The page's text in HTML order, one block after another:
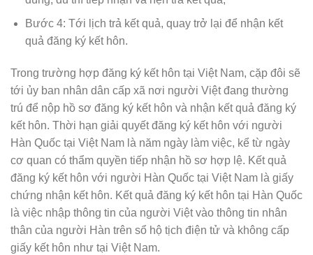
Bước 4: Tới lịch trả kết quả, quay trở lại để nhận kết
quả đăng ký kết hôn.
Trong trường hợp đăng ký kết hôn tại Việt Nam, cặp đôi sẽ
tới ủy ban nhân dân cấp xã nơi người Việt đang thường
trú để nộp hồ sơ đăng ký kết hôn và nhận kết quả đăng ký
kết hôn. Thời hạn giải quyết đăng ký kết hôn với người
Hàn Quốc tại Việt Nam là năm ngày làm việc, kể từ ngày
cơ quan có thẩm quyền tiếp nhận hồ sơ hợp lệ. Kết quả
đăng ký kết hôn với người Hàn Quốc tại Việt Nam là giấy
chứng nhận kết hôn. Kết quả đăng ký kết hôn tại Hàn Quốc
là việc nhập thông tin của người Việt vào thông tin nhân
thân của người Hàn trên sổ hộ tịch điện tử và không cấp
giấy kết hôn như tại Việt Nam.